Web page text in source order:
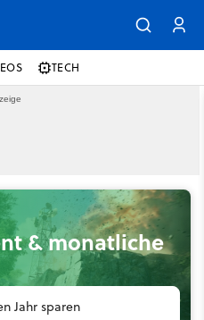
TECH
& monatliche
Jahr sparen